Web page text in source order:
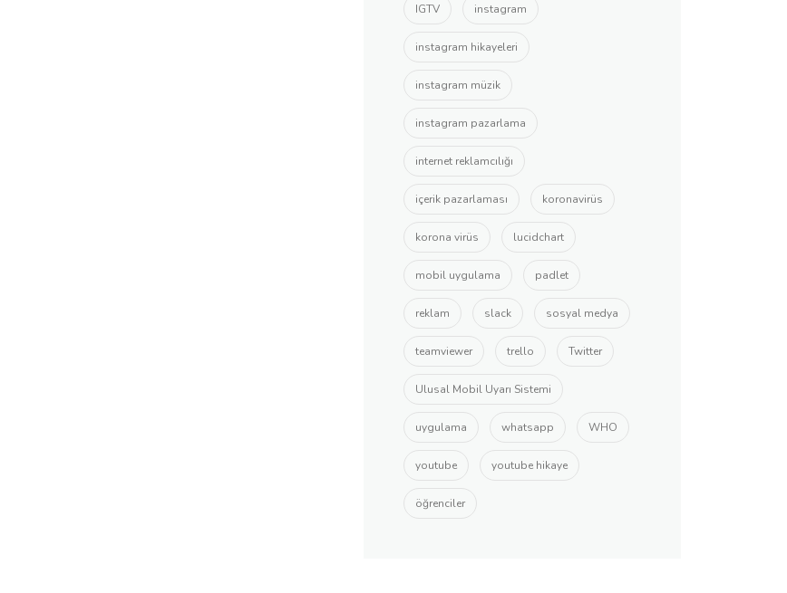
IGTV instagram
instagram hikayeleri
instagram müzik
instagram pazarlama
internet reklamcılığı
içerik pazarlaması koronavirüs
korona virüs lucidchart
mobil uygulama padlet
reklam slack sosyal medya
teamviewer trello Twitter
Ulusal Mobil Uyarı Sistemi
uygulama whatsapp WHO
youtube youtube hikaye
öğrenciler